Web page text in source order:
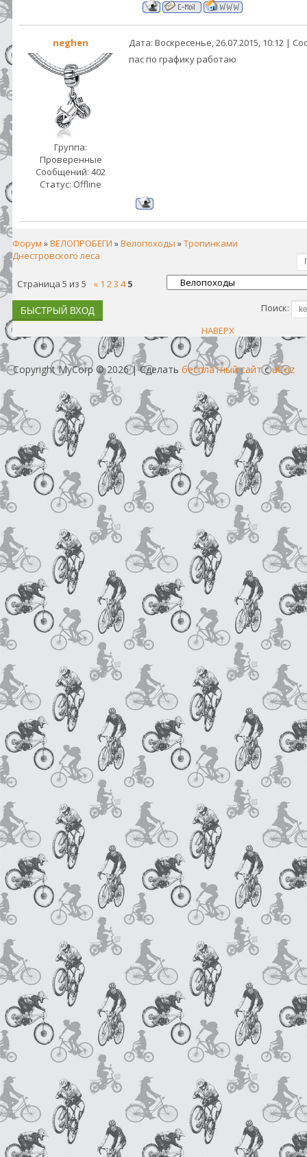
neghen Дата: Воскресенье, 26.07.2015, 10:12 |
Группа:
Проверенные
Сообщений: 402
Статус: Offline
пас по графику работаю
Форум »ВЕЛОПРОБЕГИ »Велопоходы »Тропинками
Днестровского леса
Страница 5 из 5 « 1 23 4 5
Поиск:
НАВЕРХ
Copyright MyCorp © 2026|Сделать бесплатный сайтсuCoz